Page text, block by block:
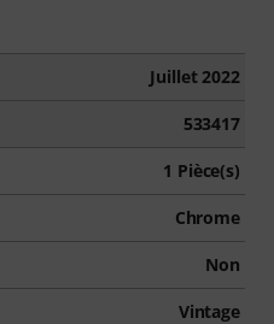
Juillet 2022
533417
1 Pièce(s)
Chrome
Non
Vintage